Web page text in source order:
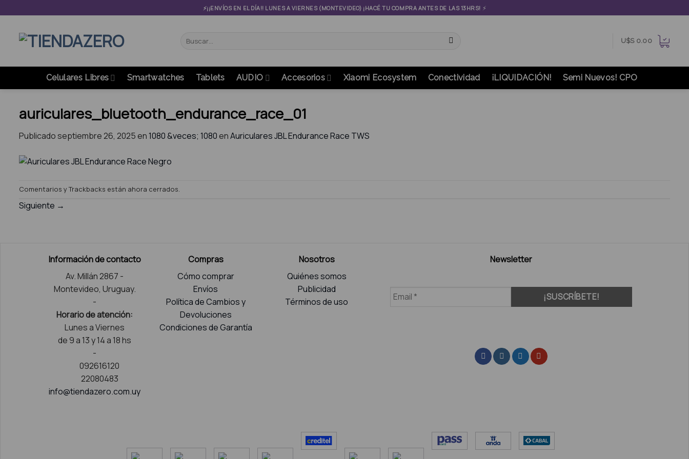
to
content
⚡¡¡ENVÍOS EN EL DÍA!! LUNES A VIERNES (MONTEVIDEO) ¡HACÉ TU COMPRA ANTES DE LAS 13HRS! ⚡
Buscar
U$S 0.00
Celulares Libres Smartwatches Tablets AUDIO Accesorios Xiaomi Ecosystem Conectividad ¡LIQUIDACIÓN! Semi Nuevos! CPO
auriculares_bluetooth_endurance_race_01
Publicadoseptiembre 26, 2025en1080 &veces; 1080enAuriculares JBL Endurance Race TWS
Comentarios y Trackbacks están ahora cerrados.
Siguiente →
Información de contacto
Av. Millán 2867 -
Montevideo, Uruguay.
-
Horario de atención:
Lunes a Viernes
de 9 a 13 y 14 a 18 hs
-
092616120
22080483
info@tiendazero.com.uy
Compras
Cómo comprar
Envíos
Política de Cambios y
Devoluciones
Condiciones de Garantía
Nosotros
Quiénes somos
Publicidad
Términos de uso
Newsletter